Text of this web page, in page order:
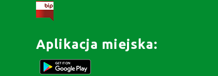
Aplikacja miejska: